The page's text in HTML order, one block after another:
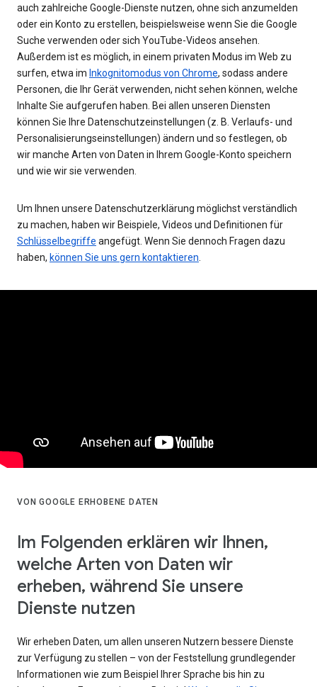
auch zahlreiche Google-Dienste nutzen, ohne sich anzumelden
oder ein Konto zu erstellen, beispielsweise wenn Sie die Google
Suche verwenden oder sich YouTube-Videos ansehen.
Außerdem ist es möglich, in einem privaten Modus im Web zu
surfen, etwa im Inkognitomodus von Chrome, sodass andere
Personen, die Ihr Gerät verwenden, nicht sehen können, welche
Inhalte Sie aufgerufen haben. Bei allen unseren Diensten
können Sie Ihre Datenschutzeinstellungen (z. B. Verlaufs- und
Personalisierungseinstellungen) ändern und so festlegen, ob
wir manche Arten von Daten in Ihrem Google-Konto speichern
und wie wir sie verwenden.
Um Ihnen unsere Datenschutzerklärung möglichst verständlich
zu machen, haben wir Beispiele, Videos und Definitionen für
Schlüsselbegriffe angefügt. Wenn Sie dennoch Fragen dazu
haben, können Sie uns gern kontaktieren
VON GOOGLE ERHOBENE DATEN
Im Folgenden erklären wir Ihnen,
welche Arten von Daten wir
erheben, während Sie unsere
Dienste nutzen
Wir erheben Daten, um allen unseren Nutzern bessere Dienste
zur Verfügung zu stellen – von der Feststellung grundlegender
Informationen wie zum Beispiel Ihrer Sprache bis hin zu